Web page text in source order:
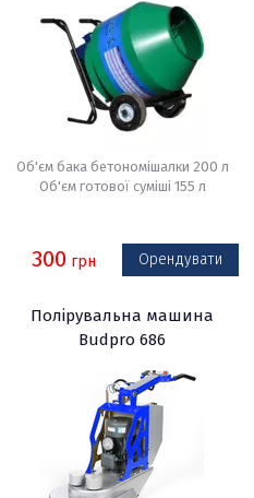
Об'єм бака бетономішалки 200 л
Об'єм готової суміші 155 л
300 грн Орендувати
Полірувальна машина
Budpro 686